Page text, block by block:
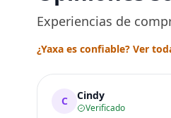
Experiencias de
¿Yaxa es confiable? Ver
C Cindy
Verificado